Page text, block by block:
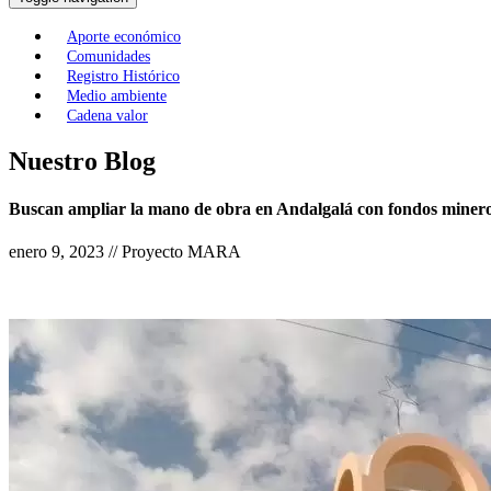
Aporte económico
Comunidades
Registro Histórico
Medio ambiente
Cadena valor
Nuestro Blog
Buscan ampliar la mano de obra en Andalgalá con fondos
enero 9, 2023 // Proyecto MARA